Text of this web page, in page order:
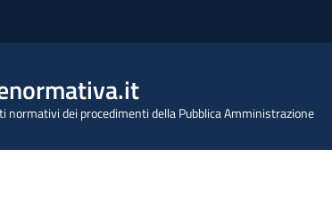
normativi dei procedimenti della Pubblica Amministrazione